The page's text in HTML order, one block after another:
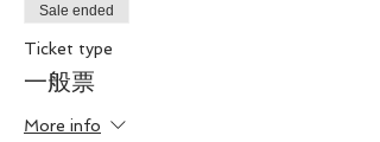
Sale ended
Ticket type
一般票
More info